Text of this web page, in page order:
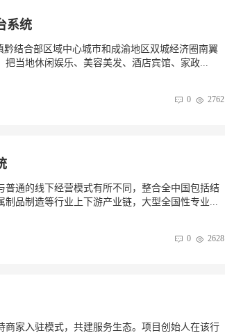
系统
结合部区域中心城市和成渝地区双城经济圈南翼
当地休闲娱乐、美容美发、酒店宾馆、家政...
0 2762
通的线下经营模式有所不同，整合全中国包括结
品制造等行业上下游产业链，大型全国性专业...
0 2628
家入驻模式，共建服务生态。项目创始人在该行